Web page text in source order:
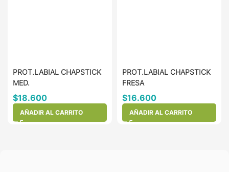
PROT.LABIAL CHAPSTICK
MED.
$18.600
AÑADIR AL CARRITO
PROT.LABIAL CHAPSTICK
FRESA
$16.600
AÑADIR AL CARRITO